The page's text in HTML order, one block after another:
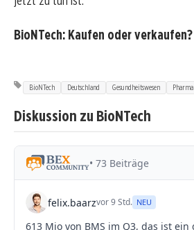
BioNTech: Kaufen oder verkaufen?
BioNTech Deutschland Gesundheitswesen Pharma
Diskussion zu BioNTech